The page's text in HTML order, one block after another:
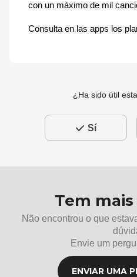
con un máximo de mil
Consulta en las apps los
¿Ha sido útil
Sí
Tem
Não encontrou o que
Envie um
ENVIAR UMA